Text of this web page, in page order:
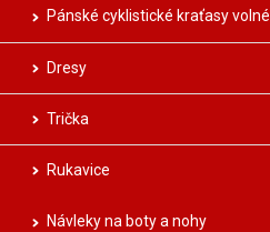
Pánské cyklistické kraťasy volné
Dresy
Trička
Rukavice
Návleky na boty a nohy